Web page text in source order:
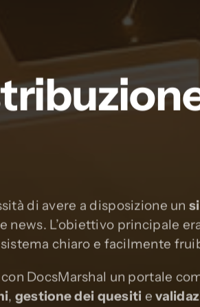
di avere a disposizione un
news. L’obiettivo principale
chiaro e facilmente
DocsMarshal un portale
, gestione dei quesiti e